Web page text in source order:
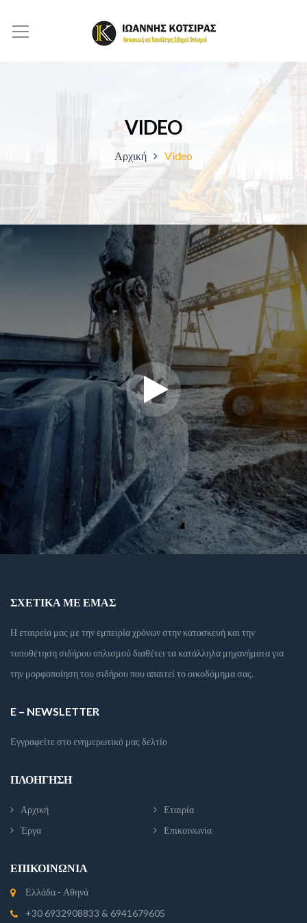
VIDEO
Αρχική Video
ΣΧΕΤΙΚΆ ΜΕ ΕΜΆΣ
Η εταιρεία μας με την εμπειρία χρόνων στην κατασκευή και την
τοποθέτηση σιδήρου οπλισμού διαθέτει τα κατάλληλα μηχανήματα για
την μορφοποίηση του σιδήρου που απαιτεί το οικοδόμημα σας.
E – NEWSLETTER
Εγγραφείτε στο ενημερωτικό μας δελτίο
ΠΛΟΉΓΗΣΗ
Αρχική
Εταιρία
Έργα
Επικοινωνία
ΕΠΙΚΟΙΝΩΝΊΑ
Ελλάδα - Αθηνά
+30 6932908833 & 6941679605